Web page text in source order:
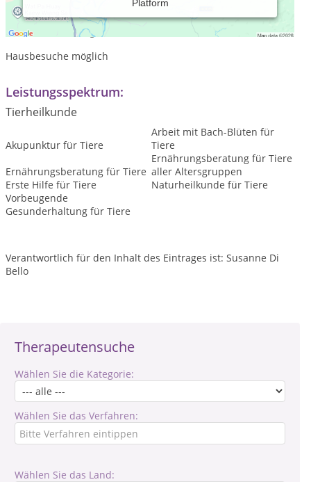
Therapeutensuche
Wählen Sie die Kategorie:
Wählen Sie das Verfahren:
Wählen Sie das Land:
Platform
Praxiszeiten:
nach Vereinbarung
Hausbesuche möglich
Leistungsspektrum:
Tierheilkunde
Akupunktur für Tiere
Arbeit mit Bach-Blüten für
Tiere
Ernährungsberatung für Tiere
Ernährungsberatung für Tiere
aller Altersgruppen
Erste Hilfe für Tiere
Naturheilkunde für Tiere
Vorbeugende
Gesunderhaltung für Tiere
Verantwortlich für den Inhalt des Eintrages ist: Susanne Di
Bello